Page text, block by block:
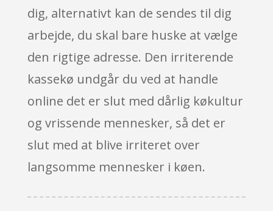
dig, alternativt kan de sendes til dig
arbejde, du skal bare huske at vælge
den rigtige adresse. Den irriterende
kassekø undgår du ved at handle
online det er slut med dårlig køkultur
og vrissende mennesker, så det er
slut med at blive irriteret over
langsomme mennesker i køen.